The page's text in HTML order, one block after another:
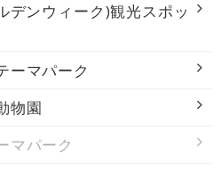
デンウィーク)観光スポッ
ーマパーク
物園
マパーク